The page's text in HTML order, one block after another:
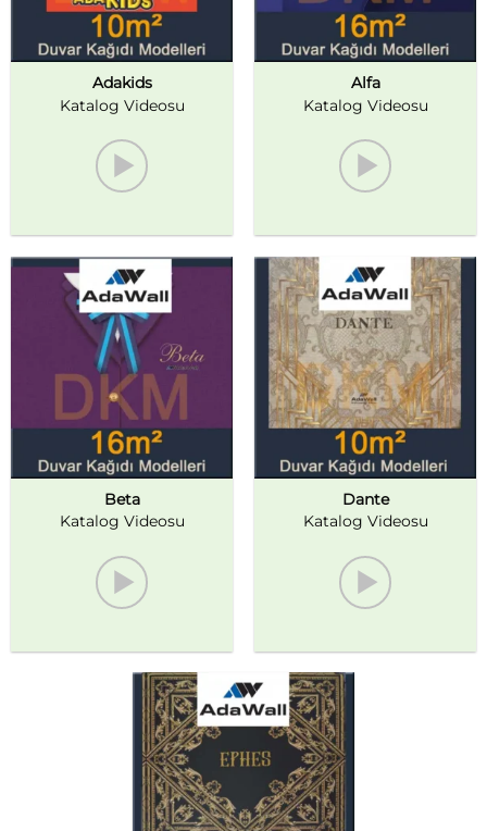
Adakids
Katalog Videosu
Alfa
Katalog Videosu
Beta
Katalog Videosu
Dante
Katalog Videosu